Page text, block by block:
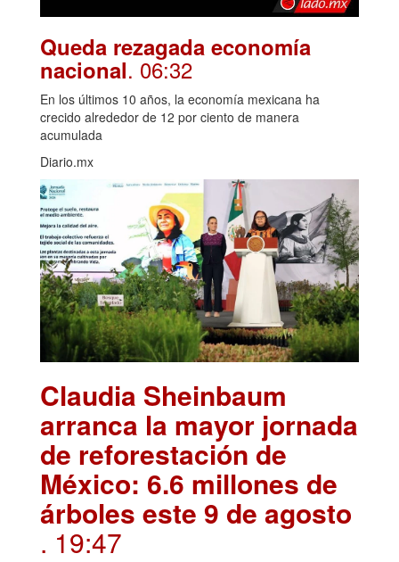
Queda rezagada economía
nacional. 06:32
En los últimos 10 años, la economía mexicana ha
crecido alrededor de 12 por ciento de manera
acumulada
Diario.mx
Claudia Sheinbaum
arranca la mayor jornada
de reforestación de
México: 6.6 millones de
árboles este 9 de agosto
. 19:47